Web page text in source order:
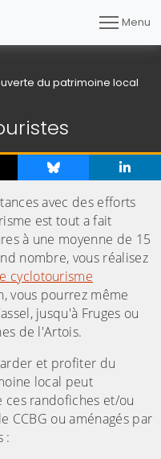
Menu
du patrimoine local
avec des efforts
est tout a fait
à une moyenne de 15
nombre, vous réalisez
cyclotourisme
vous pourrez même
jusqu'à Fruges ou
de l'Artois.
et profiter du
local peut
ces randofiches et/ou
CCBG ou aménagés par
: